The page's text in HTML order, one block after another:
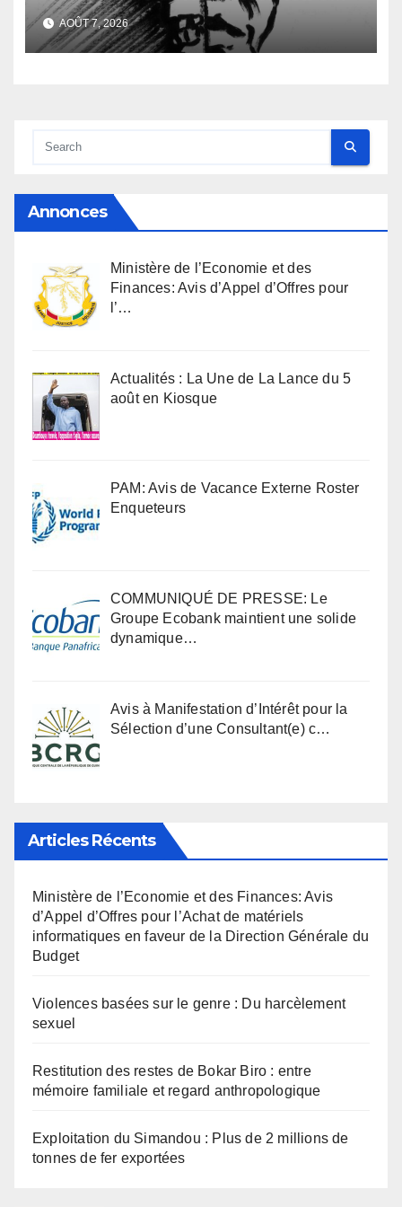
familiale et regard
anthropologique
AOÛT 7, 2026
Annonces
Ministère de l’Economie et des
Finances: Avis d’Appel d’Offres pour
l’…
Actualités : La Une de La Lance du 5
août en Kiosque
PAM: Avis de Vacance Externe Roster
Enqueteurs
COMMUNIQUÉ DE PRESSE: Le
Groupe Ecobank maintient une solide
dynamique…
Avis à Manifestation d’Intérêt pour la
Sélection d’une Consultant(e) c…
Articles Récents
Ministère de l’Economie et des Finances: Avis
d’Appel d’Offres pour l’Achat de matériels
informatiques en faveur de la Direction Générale du
Budget
Violences basées sur le genre : Du harcèlement
sexuel
Restitution des restes de Bokar Biro : entre
mémoire familiale et regard anthropologique
Exploitation du Simandou : Plus de 2 millions de
tonnes de fer exportées